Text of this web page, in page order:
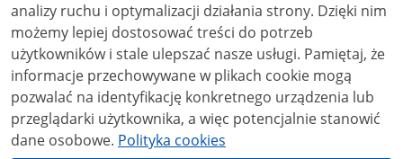
analizy ruchu i optymalizacji działania strony. Dzięki nim
możemy lepiej dostosować treści do potrzeb
użytkowników i stale ulepszać nasze usługi. Pamiętaj, że
informacje przechowywane w plikach cookie mogą
pozwalać na identyfikację konkretnego urządzenia lub
przeglądarki użytkownika, a więc potencjalnie stanowić
dane osobowe. Polityka cookies